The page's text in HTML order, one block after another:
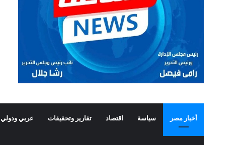
أخبار مصر سياسة اقتصاد تقارير وتحقيقات عربي ودولي